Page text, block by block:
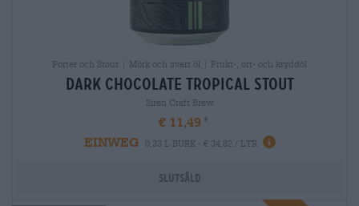
Porter och Stout | Mörk och svart öl | Frukt-, ört- och kryddöl
dark chocolate tropical stout
Siren Craft Brew
€ 11,49
EINWEG
0,33 L BURK - € 34,82 / LTR
Slutsåld